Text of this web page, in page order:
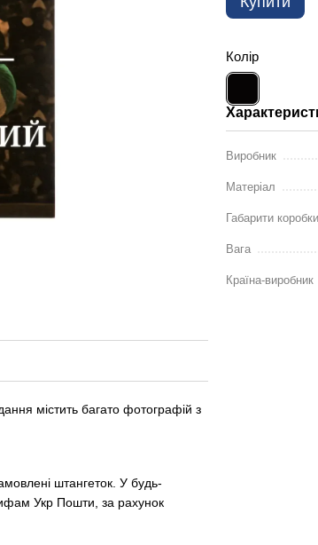
містить багато фотографій з
штангеток. У будь-
Укр Пошти, за рахунок
Колір
Виробник
Матеріал
Габарити коробки
Вага
Країна-виробник